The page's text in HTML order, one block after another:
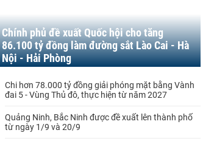
Chính phủ đề xuất Quốc hội cho tăng
86.100 tỷ đồng làm đường sắt Lào Cai - Hà
Nội - Hải Phòng
Chi hơn 78.000 tỷ đồng giải phóng mặt bằng Vành
đai 5 - Vùng Thủ đô, thực hiện từ năm 2027
Quảng Ninh, Bắc Ninh được đề xuất lên thành phố
từ ngày 1/9 và 20/9